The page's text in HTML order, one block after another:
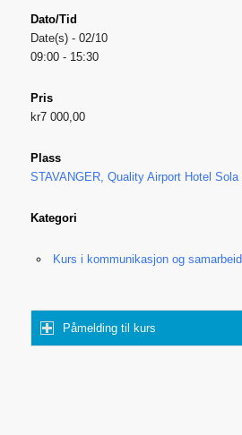
Dato/Tid
Date(s) - 02/10
09:00 - 15:30
Pris
kr7 000,00
Plass
STAVANGER, Quality Airport Hotel Sola
Kategori
Kurs i kommunikasjon og samarbeid
Påmelding til kurs